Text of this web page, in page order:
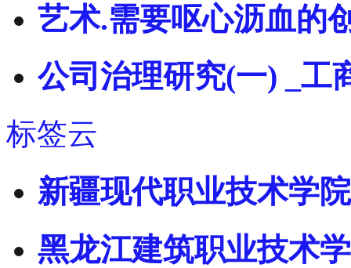
艺术.需要呕心沥血的
公司治理研究(一) _工
标签云
新疆现代职业技术学院
黑龙江建筑职业技术